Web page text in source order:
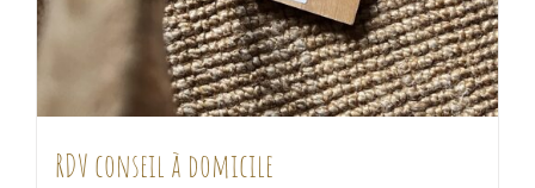
RDV conseil à domicile